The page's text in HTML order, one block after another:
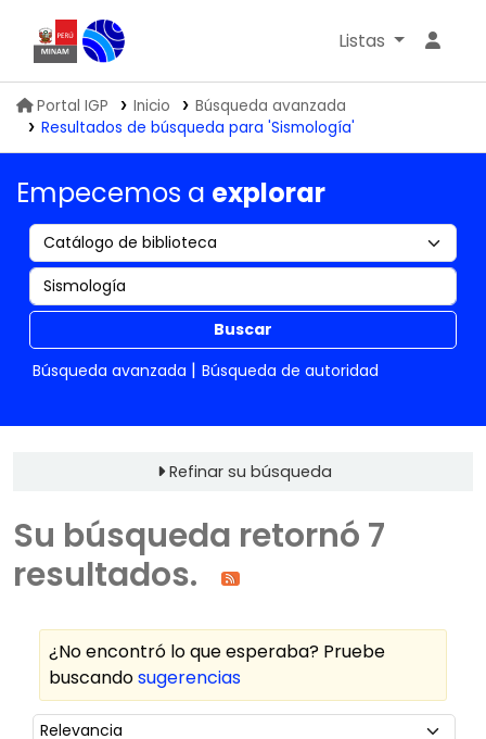
Biblioteca IGP
Listas
Portal IGP Inicio
Búsqueda avanzada
Resultados de búsqueda para 'Sismología'
Empecemos a explorar
Buscar
Búsqueda avanzada
Búsqueda de autoridad
Refinar su búsqueda
Su búsqueda retornó 7
resultados.
¿No encontró lo que esperaba? Pruebe
buscandosugerencias
Ordenar
Ordenar por: